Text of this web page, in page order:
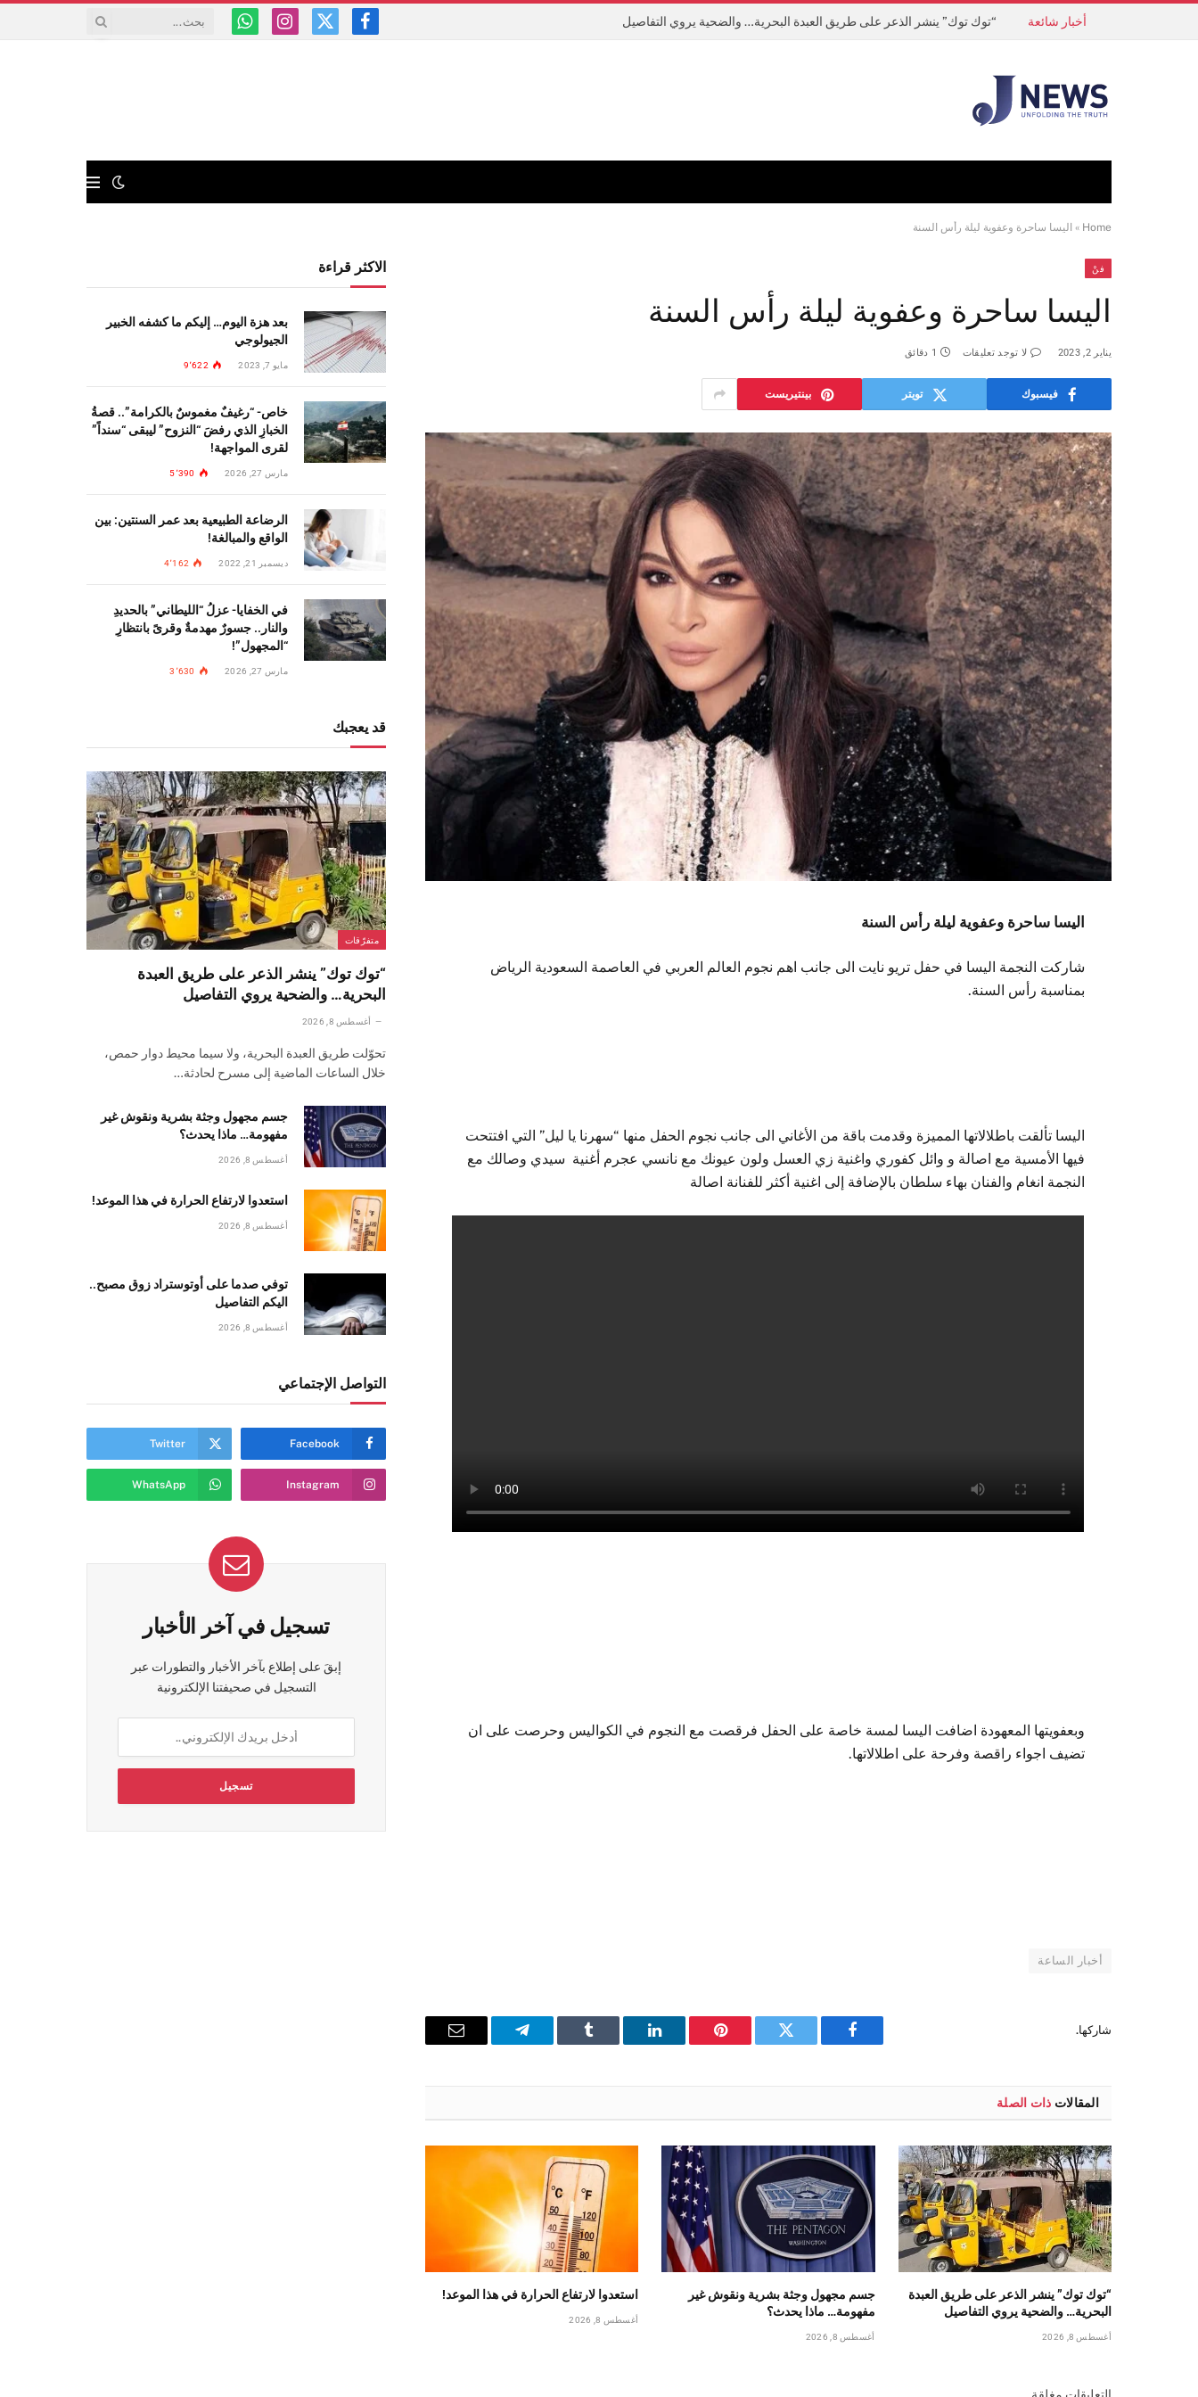
أخبار شائعة “توك توك” ينشر الذعر على طريق العبدة البحرية… والضحية يروي التفاصيل
فيسبوكX
الانستغرامواتساب
Home
» اليسا ساحرة وعفوية ليلة رأس السنة
فنْ
اليسا ساحرة وعفوية ليلة رأس السنة
يناير 2, 2023 لا توجد تعليقات 1 دقائق
فيسبوك تويتر بينتيريست
اليسا ساحرة وعفوية ليلة رأس السنة
شاركت النجمة اليسا في حفل تريو نايت الى جانب اهم نجوم العالم العربي في العاصمة السعودية الرياض
بمناسبة رأس السنة.
اليسا تألقت باطلالاتها المميزة وقدمت باقة من الأغاني الى جانب نجوم الحفل منها “سهرنا يا ليل” التي افتتحت
فيها الأمسية مع اصالة و وائل كفوري واغنية زي العسل ولون عيونك مع نانسي عجرم أغنية سيدي وصالك مع
النجمة انغام والفنان بهاء سلطان بالإضافة إلى اغنية أكثر للفنانة اصالة
وبعفويتها المعهودة اضافت اليسا لمسة خاصة على الحفل فرقصت مع النجوم في الكواليس وحرصت على ان
تضيف اجواء راقصة وفرحة على اطلالاتها.
أخبار الساعة
شاركها.
فيسبوك تويتر بينتيريستلينكدإن Tumblr تيلقرام
البريد
المقالات ذات الصلة
“توك توك” ينشر الذعر على طريق العبدة
البحرية… والضحية يروي التفاصيل
أغسطس 8, 2026
جسم مجهول وجثة بشرية ونقوش غير
مفهومة… ماذا يحدث؟
أغسطس 8, 2026
استعدوا لارتفاع الحرارة في هذا الموعد!
أغسطس 8, 2026
الاكثر قراءة
بعد هزة اليوم… إليكم ما كشفه الخبير
الجيولوجي
مايو 7, 2023 9٬622
خاص- “رغيفٌ مغموسٌ بالكرامة”.. قصةُ
الخبازِ الذي رفضَ “النزوح” ليبقى “سنداً”
لقرى المواجهة!
مارس 27, 2026 5٬390
الرضاعة الطبيعية بعد عمر السنتين: بين
الواقع والمبالغة!
ديسمبر 21, 2022 4٬162
في الخفايا- عزلُ “الليطاني” بالحديدِ
والنار.. جسورٌ مهدمةٌ وقرىً بانتظارِ
“المجهول”!
مارس 27, 2026 3٬630
قد يعجبك
متفرّقات
“توك توك” ينشر الذعر على طريق العبدة
البحرية… والضحية يروي التفاصيل
أغسطس 8, 2026
تحوّلت طريق العبدة البحرية، ولا سيما محيط دوار حمص،
خلال الساعات الماضية إلى مسرح لحادثة…
جسم مجهول وجثة بشرية ونقوش غير
مفهومة… ماذا يحدث؟
أغسطس 8, 2026
استعدوا لارتفاع الحرارة في هذا الموعد!
أغسطس 8, 2026
توفي صدما على أوتوستراد زوق مصبح..
اليكم التفاصيل
أغسطس 8, 2026
التواصل الإجتماعي
Facebook
Twitter
Instagram
WhatsApp
تسجيل في آخر الأخبار
إبقَ على إطلاع بآخر الأخبار والتطورات عبر
التسجيل في صحيفتنا الإلكترونية